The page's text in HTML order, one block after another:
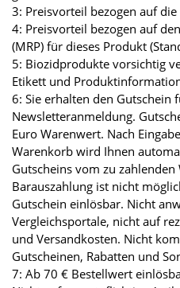
3: Preisvorteil bezogen auf die
4: Preisvorteil bezogen auf
(MRP) für dieses Produkt
5: Biozidprodukte vorsichtig
Etikett und
6: Sie erhalten den Gutschein
Newsletteranmeldung.
Euro Warenwert. Nach
Warenkorb wird Ihnen
Gutscheins vom zu
Barauszahlung ist nicht
Gutschein einlösbar. Nicht
Vergleichsportale, nicht auf
und Versandkosten. Nicht
Gutscheinen, Rabatten und
7: Ab 70 € Bestellwert